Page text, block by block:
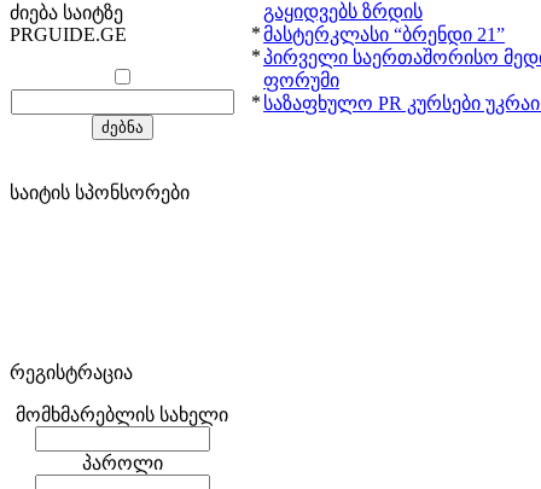
ძიება საიტზე
PRGUIDE.GE
საიტის სპონსორები
რეგისტრაცია
მომხმარებლის სახელი
პაროლი
გაყიდვებს ზრდის
*მასტერკლასი “ბრენდი 21”
*პირველი საერთაშორისო
ფორუმი
* საზაფხულო PR კურსები